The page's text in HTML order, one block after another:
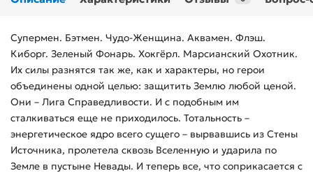
Супермен. Бэтмен. Чудо-Женщина. Аквамен. Флэш.
Киборг. Зеленый Фонарь. Хокгёрл. Марсианский Охотник.
Их силы разнятся так же, как и характеры, но герои
объединены одной целью: защитить Землю любой ценой.
Они – Лига Справедливости. И с подобным им
сталкиваться еще не приходилось. Тотальность –
энергетическое ядро всего сущего – вырвавшись из Стены
Источника, пролетела сквозь Вселенную и ударила по
Земле в пустыне Невады. И теперь все, что соприкасается с